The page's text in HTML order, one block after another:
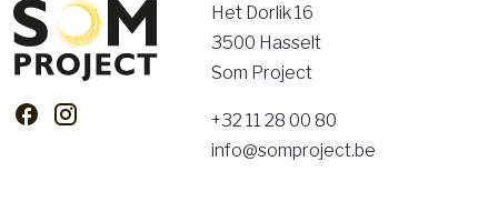
Het Dorlik 16
3500 Hasselt
Som Project
+32 11 28 00 80
info@somproject.be